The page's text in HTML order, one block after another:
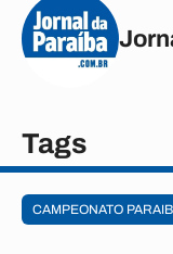
Tags
CAMPEONATO